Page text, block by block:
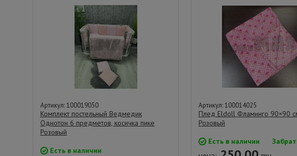
Артикул: 100019050
Комплект постельный Ведмедик
Однотон 6 предметов, косичка пике
Розовый
Есть в наличии
Артикул: 100014025
Плед Eldoll Фламинго 90×90
Розовый
Есть в наличии